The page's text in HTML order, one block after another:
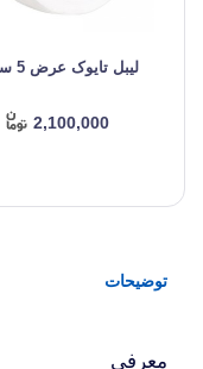
لیبل تایوک عرض 5 سانت
2,100,000
توضیحات
معرفی